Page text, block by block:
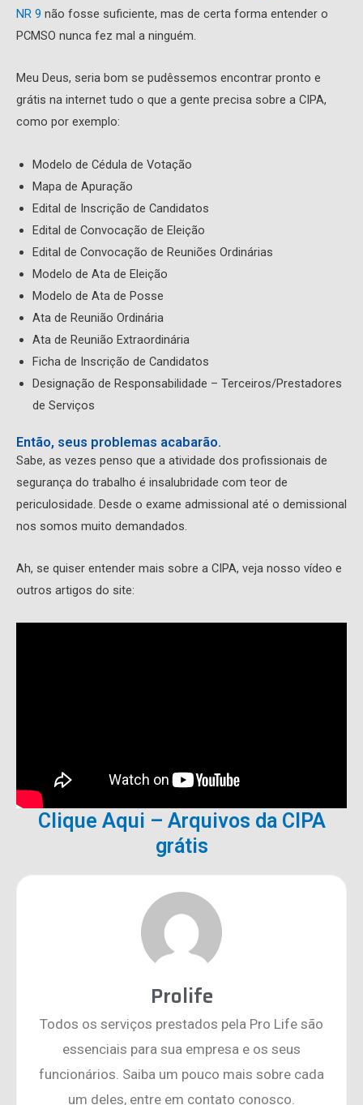
NR 9 não fosse suficiente, mas de certa forma entender o
PCMSO nunca fez mal a ninguém.
Meu Deus, seria bom se pudêssemos encontrar pronto e
grátis na internet tudo o que a gente precisa sobre a CIPA,
como por exemplo:
Modelo de Cédula de Votação
Mapa de Apuração
Edital de Inscrição de Candidatos
Edital de Convocação de Eleição
Edital de Convocação de Reuniões Ordinárias
Modelo de Ata de Eleição
Modelo de Ata de Posse
Ata de Reunião Ordinária
Ata de Reunião Extraordinária
Ficha de Inscrição de Candidatos
Designação de Responsabilidade – Terceiros/Prestadores
de Serviços
Então, seus problemas acabarão.
Sabe, as vezes penso que a atividade dos profissionais de
segurança do trabalho é insalubridade com teor de
periculosidade. Desde o exame admissional até o demissional
nos somos muito demandados.
Ah, se quiser entender mais sobre a CIPA, veja nosso vídeo e
outros artigos do site:
Clique Aqui – Arquivos da CIPA
grátis
Prolife
Todos os serviços prestados pela Pro Life são
essenciais para sua empresa e os seus
funcionários. Saiba um pouco mais sobre cada
um deles, entre em contato conosco.